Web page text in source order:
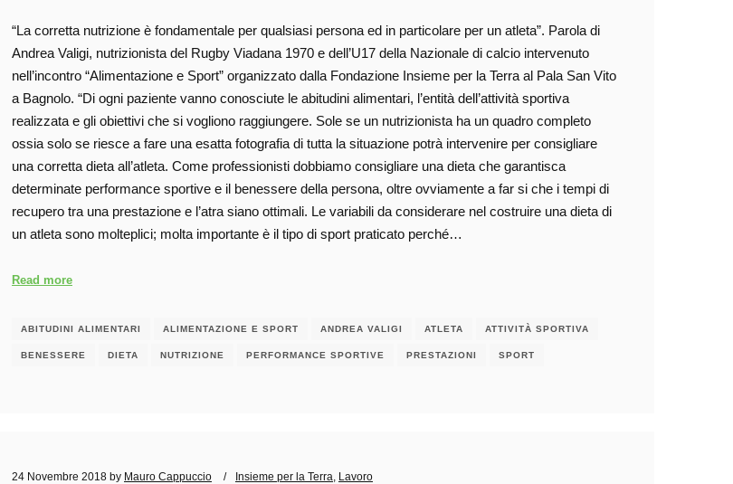
“La corretta nutrizione è fondamentale per qualsiasi persona ed in particolare per un atleta”. Parola di
Andrea Valigi, nutrizionista del Rugby Viadana 1970 e dell’U17 della Nazionale di calcio intervenuto
nell’incontro “Alimentazione e Sport” organizzato dalla Fondazione Insieme per la Terra al Pala San Vito
a Bagnolo. “Di ogni paziente vanno conosciute le abitudini alimentari, l’entità dell’attività sportiva
realizzata e gli obiettivi che si vogliono raggiungere. Sole se un nutrizionista ha un quadro completo
ossia solo se riesce a fare una esatta fotografia di tutta la situazione potrà intervenire per consigliare
una corretta dieta all’atleta. Come professionisti dobbiamo consigliare una dieta che garantisca
determinate performance sportive e il benessere della persona, oltre ovviamente a far si che i tempi di
recupero tra una prestazione e l’atra siano ottimali. Le variabili da considerare nel costruire una dieta di
un atleta sono molteplici; molta importante è il tipo di sport praticato perché…
Read more
ABITUDINI ALIMENTARI ALIMENTAZIONE E SPORT ANDREA VALIGI ATLETA ATTIVITÀ SPORTIVA
BENESSERE DIETA NUTRIZIONE PERFORMANCE SPORTIVE PRESTAZIONI SPORT
24 Novembre 2018 by Mauro Cappuccio Insieme per la Terra Lavoro